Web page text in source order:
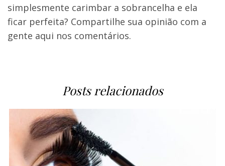
simplesmente carimbar a sobrancelha e ela
ficar perfeita? Compartilhe sua opinião com a
gente aqui nos comentários.
Posts relacionados